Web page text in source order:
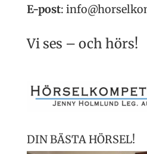
E-post:
Vi ses – och hörs!
DIN BÄSTA HÖRSEL!